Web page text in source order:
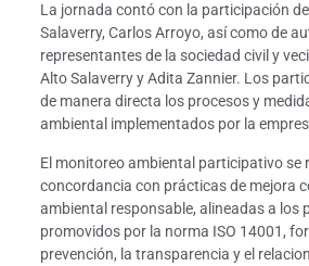
La jornada contó con la participación
Salaverry, Carlos Arroyo, así como de
representantes de la sociedad civil y
Alto Salaverry y Adita Zannier. Los
de manera directa los procesos y
ambiental implementados por la
El monitoreo ambiental participativo se
concordancia con prácticas de mejora
ambiental responsable, alineadas a los
promovidos por la norma ISO 14001,
prevención, la transparencia y el